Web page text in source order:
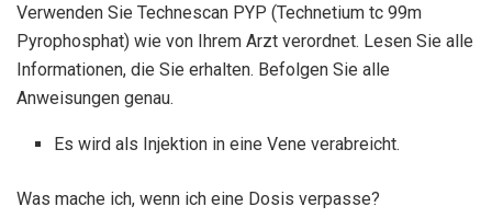
Verwenden Sie Technescan PYP (Technetium tc 99m
Pyrophosphat) wie von Ihrem Arzt verordnet. Lesen Sie alle
Informationen, die Sie erhalten. Befolgen Sie alle
Anweisungen genau.
Es wird als Injektion in eine Vene verabreicht.
Was mache ich, wenn ich eine Dosis verpasse?